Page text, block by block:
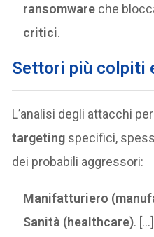
ransomware che
critici.
Settori più colpiti
L’analisi degli attacchi
targeting specifici,
dei probabili aggressori:
Manifatturiero
Sanità (healthcare). […]